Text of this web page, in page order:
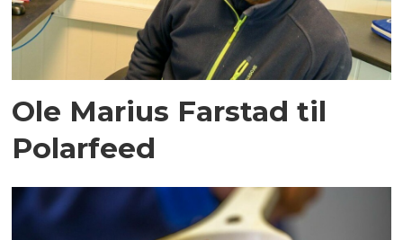
Ole Marius Farstad til
Polarfeed